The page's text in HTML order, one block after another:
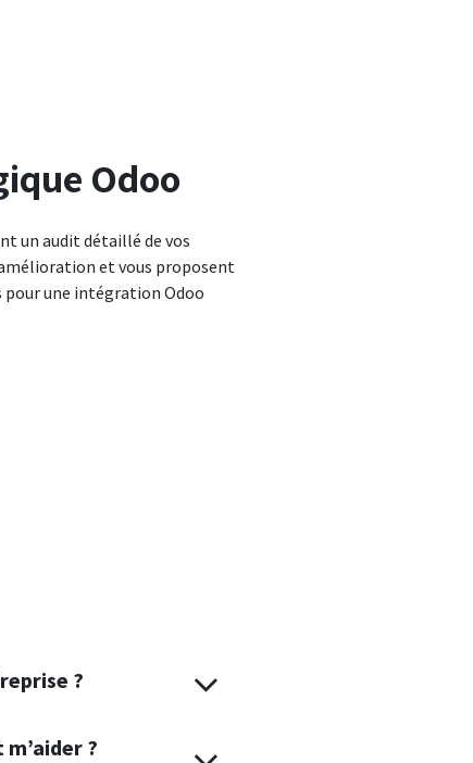
Odoo
un audit détaillé de vos
et vous proposent
une intégration Odoo
?
?